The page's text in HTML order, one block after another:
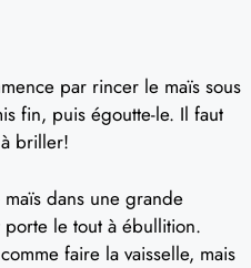
par rincer le maïs sous
fin, puis égoutte-le. Il faut
briller!
dans une grande
porte le tout à ébullition.
faire la vaisselle, mais